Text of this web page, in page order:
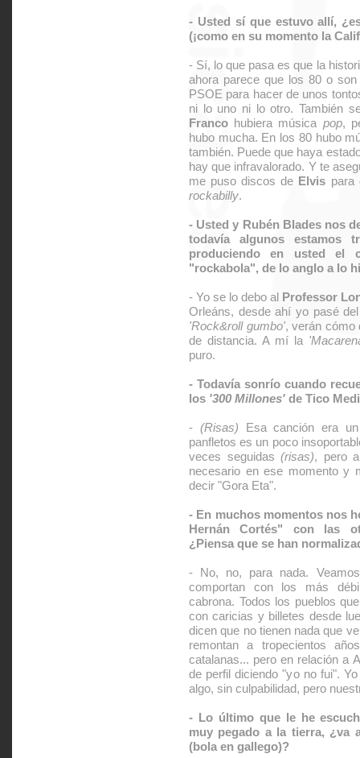
- Usted sí que estuvo allí,
(¡como en su momento la
- Sí, lo que pasa es que la
ahora parece que los 80 o
PSOE para hacer de unos
ni lo uno ni lo otro. También
Franco hubiera música pop,
hubo mucha. En los 80 hubo
también. Puede que haya
hay que infravalorado. Y te
me puso discos de Elvis
rockabilly.
- Usted y Rubén Blades nos
todavía algunos estamos
produciendo en usted el
"rockabola", de lo anglo a lo
- Yo se lo debo al Professor
Orleáns, desde ahí yo pasé
'Rock&roll gumbo', verán cómo
de distancia. A mí la
puro.
- Todavía sonrío cuando
los '300 Millones' de Tico
- (Risas) Esa canción era
panfletos es un poco
veces seguidas(risas), pero
necesario en ese momento y
decir "Gora Eta".
- En muchos momentos nos
Hernán Cortés" con las
¿Piensa que se han
- No, no, para nada.
comportan con los más
cabrona. Todos los pueblos
con caricias y billetes desde
dicen que no tienen nada que
remontan a tropecientos
catalanas... pero en relación a
de perfil diciendo "yo no fui".
algo, sin culpabilidad, pero
- Lo último que le he
muy pegado a la tierra, ¿va
(bola en gallego)?